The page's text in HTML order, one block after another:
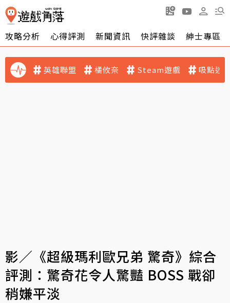
攻略分析 心得評測 新聞資訊 快評雜談 紳士專區
英雄聯盟 橘攸奈 Steam遊戲 吸點迷
影／《超級瑪利歐兄弟 驚奇》綜合
評測：驚奇花令人驚豔 BOSS 戰卻
稍嫌平淡